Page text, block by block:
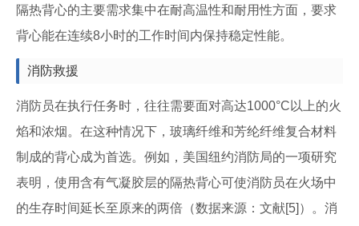
隔热背心的主要需求集中在耐高温性和耐用性方面，要求
背心能在连续8小时的工作时间内保持稳定性能。
消防救援
消防员在执行任务时，往往需要面对高达1000°C以上的火
焰和浓烟。在这种情况下，玻璃纤维和芳纶纤维复合材料
制成的背心成为首选。例如，美国纽约消防局的一项研究
表明，使用含有气凝胶层的隔热背心可使消防员在火场中
的生存时间延长至原来的两倍（数据来源：文献[5]）。消